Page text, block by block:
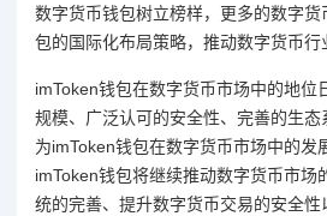
数字货币钱包树立榜样，更多的数字
包的国际化布局策略，推动数字货币行
imToken钱包在数字货币市场中的地位
规模、广泛认可的安全性、完善的生态
为imToken钱包在数字货币市场中的发
imToken钱包将继续推动数字货币市场
统的完善、提升数字货币交易的安全